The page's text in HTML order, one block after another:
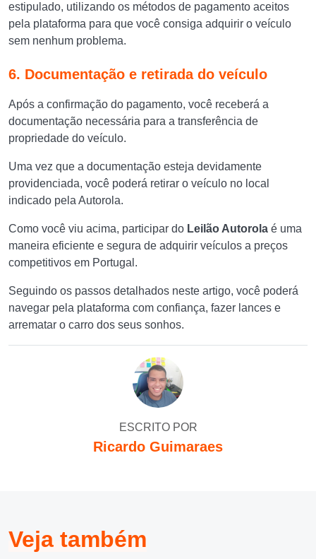
estipulado, utilizando os métodos de pagamento aceitos
pela plataforma para que você consiga adquirir o veículo
sem nenhum problema.
6. Documentação e retirada do veículo
Após a confirmação do pagamento, você receberá a
documentação necessária para a transferência de
propriedade do veículo.
Uma vez que a documentação esteja devidamente
providenciada, você poderá retirar o veículo no local
indicado pela Autorola.
Como você viu acima, participar do Leilão Autorola é uma
maneira eficiente e segura de adquirir veículos a preços
competitivos em Portugal.
Seguindo os passos detalhados neste artigo, você poderá
navegar pela plataforma com confiança, fazer lances e
arrematar o carro dos seus sonhos.
ESCRITO POR
Ricardo Guimaraes
Veja também